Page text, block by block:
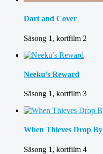
Dart and Cover
Säsong 1, kortfilm 2
Neeku’s Reward
Säsong 1, kortfilm 3
When Thieves Drop By
Säsong 1, kortfilm 4